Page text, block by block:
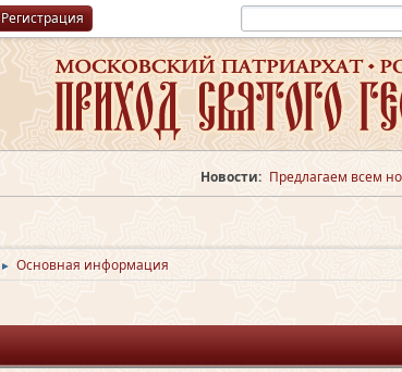
Регистрация
Новости: Предлагаем всем
► Основная информация